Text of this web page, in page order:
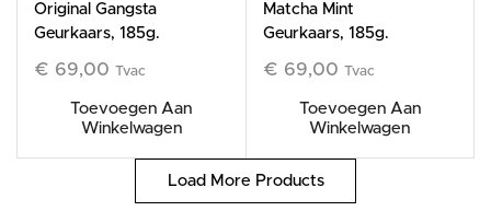
Original Gangsta
Geurkaars, 185g.
€ 69,00 Tvac
Toevoegen Aan
Winkelwagen
Matcha Mint
Geurkaars, 185g.
€ 69,00 Tvac
Toevoegen Aan
Winkelwagen
Load More Products